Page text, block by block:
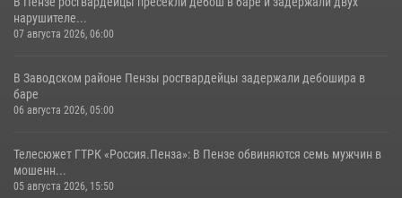
нарушителе...
07 августа 2026, 06:00
В Заводском районе Пензы росгвардейцы задержали дебошира в
баре
06 августа 2026, 05:00
Телесюжет ГТРК «Россия.Пенза»: В Пензе обвиняются семь мужчин в
мошенн...
05 августа 2026, 15:50